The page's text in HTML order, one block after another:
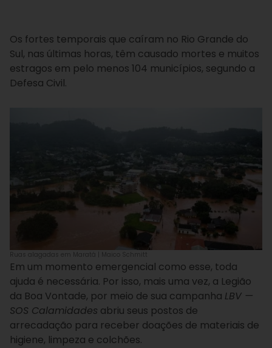
Os fortes temporais que caíram no Rio Grande do
Sul, nas últimas horas, têm causado mortes e muitos
estragos em pelo menos 104 municípios, segundo a
Defesa Civil.
Ruas alagadas em Maratá | Maico Schmitt
Em um momento emergencial como esse, toda
ajuda é necessária. Por isso, mais uma vez, a Legião
da Boa Vontade, por meio de sua campanha LBV —
SOS Calamidades abriu seus postos de
arrecadação para receber doações de materiais de
higiene, limpeza e colchões.